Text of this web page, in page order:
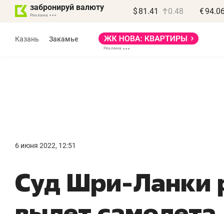
забронируй валюту $ 81.41 0.48 €
Казань Закамье
6 июня 2022, 12:51
Суд Шри-Ланки
правил, бизнес может
потерять минимум